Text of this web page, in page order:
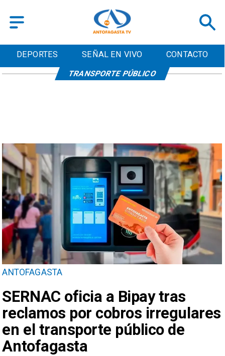
DEPORTES SEÑAL EN VIVO CONTACTO
ANTOFAGASTA
SERNAC oficia a Bipay tras
reclamos por cobros irregulares
en el transporte público de
Antofagasta
TRANSPORTE PÚBLICO